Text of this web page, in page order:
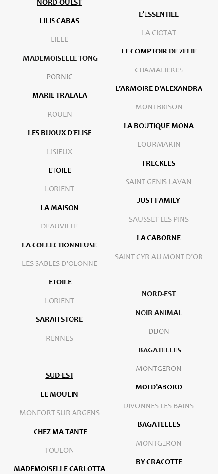
NORD-OUEST
LILIS CABAS
LILLE
MADEMOISELLE TONG
PORNIC
MARIE TRALALA
ROUEN
LES BIJOUX D’ELISE
LISIEUX
ETOILE
LORIENT
LA MAISON
DEAUVILLE
LA COLLECTIONNEUSE
LES SABLES D’OLONNE
ETOILE
LORIENT
SARAH STORE
RENNES
SUD-EST
LE MOULIN
MONFORT SUR ARGENS
CHEZ MA TANTE
TOULON
MADEMOISELLE CARLOTTA
L’ESSENTIEL
LA CIOTAT
LE COMPTOIR DE ZELIE
CHAMALIERES
L’ARMOIRE D’ALEXANDRA
MONTBRISON
LA BOUTIQUE MONA
LOURMARIN
FRECKLES
SAINT GENIS LAVAN
JUST FAMILY
SAUSSET LES PINS
LA CABORNE
SAINT CYR AU MONT D’OR
NORD-EST
NOIR ANIMAL
DIJON
BAGATELLES
MONTGERON
MOI D’ABORD
DIVONNES LES BAINS
BAGATELLES
MONTGERON
BY CRACOTTE